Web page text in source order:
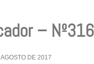
–
DE 2017